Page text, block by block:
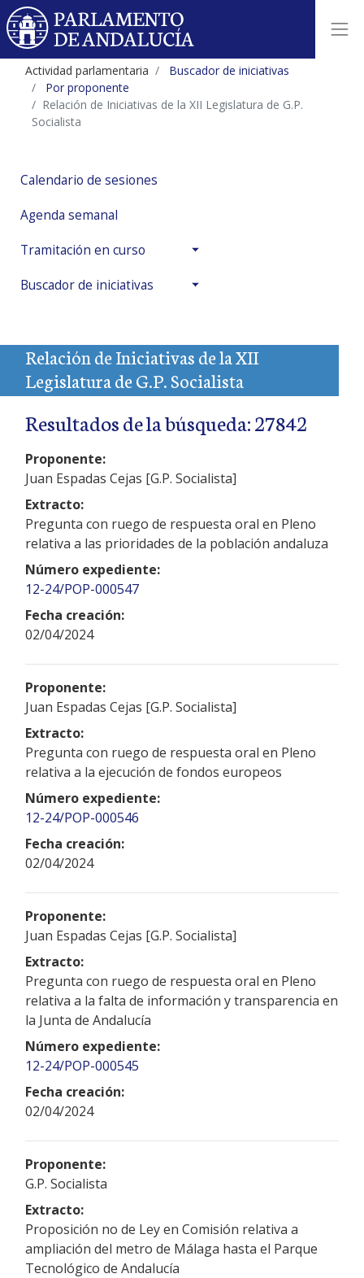
Actividad parlamentaria
Buscador de iniciativas
Por proponente
Relación de Iniciativas de la XII Legislatura de G.P.
Socialista
Calendario de sesiones
Agenda semanal
Tramitación en curso
Buscador de iniciativas
Relación de Iniciativas de la XII
Legislatura de G.P. Socialista
Resultados de la búsqueda: 27842
Proponente:
Juan Espadas Cejas [G.P. Socialista]
Extracto:
Pregunta con ruego de respuesta oral en Pleno
relativa a las prioridades de la población andaluza
Número expediente:
12-24/POP-000547
Fecha creación:
02/04/2024
Proponente:
Juan Espadas Cejas [G.P. Socialista]
Extracto:
Pregunta con ruego de respuesta oral en Pleno
relativa a la ejecución de fondos europeos
Número expediente:
12-24/POP-000546
Fecha creación:
02/04/2024
Proponente:
Juan Espadas Cejas [G.P. Socialista]
Extracto:
Pregunta con ruego de respuesta oral en Pleno
relativa a la falta de información y transparencia en
la Junta de Andalucía
Número expediente:
12-24/POP-000545
Fecha creación:
02/04/2024
Proponente:
G.P. Socialista
Extracto:
Proposición no de Ley en Comisión relativa a
ampliación del metro de Málaga hasta el Parque
Tecnológico de Andalucía